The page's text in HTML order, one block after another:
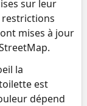
sur leur
mises à jour
la
est
dépend